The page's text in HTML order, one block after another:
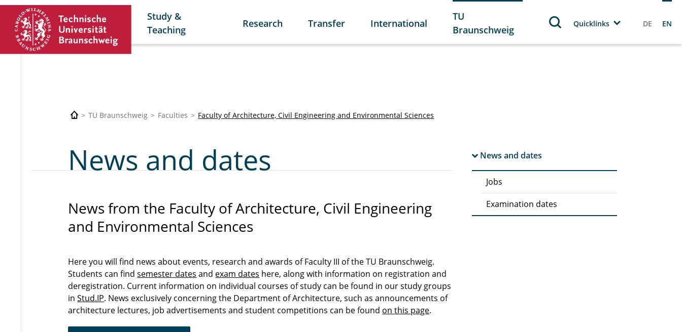
Study &
Teaching
Research Transfer International
TU
Braunschweig
Quicklinks DE EN
TU Braunschweig Faculties Faculty of Architecture, Civil Engineering and Environmental Sciences
News and dates
Jobs
Examination dates
News and dates
News from the Faculty of Architecture, Civil Engineering
and Environmental Sciences
Here you will find news about events, research and awards of Faculty III of the TU Braunschweig.
Students can findsemester dates and exam dates here, along with information on registration and
deregistration. Current information on individual courses of study can be found in our study groups
inStud.IP. News exclusively concerning the Department of Architecture, such as announcements of
architecture lectures, job advertisements and student competitions can be found on this page.